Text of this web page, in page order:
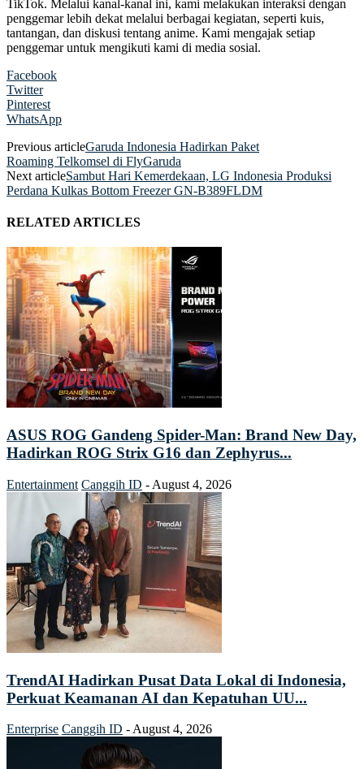
TikTok. Melalui kanal-kanal ini, kami melakukan interaksi dengan
penggemar lebih dekat melalui berbagai kegiatan, seperti kuis,
tantangan, dan diskusi tentang anime. Kami mengajak setiap
penggemar untuk mengikuti kami di media sosial.
Facebook
Twitter
Pinterest
WhatsApp
Previous articleGaruda Indonesia Hadirkan Paket
Roaming Telkomsel di FlyGaruda
Next articleSambut Hari Kemerdekaan, LG Indonesia Produksi
Perdana Kulkas Bottom Freezer GN-B389FLDM
RELATED ARTICLES
ASUS ROG Gandeng Spider-Man: Brand New Day,
Hadirkan ROG Strix G16 dan Zephyrus...
Entertainment Canggih ID - August 4, 2026
TrendAI Hadirkan Pusat Data Lokal di Indonesia,
Perkuat Keamanan AI dan Kepatuhan UU...
Enterprise Canggih ID - August 4, 2026